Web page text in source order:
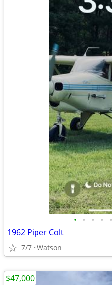
• • • • •
1962 Piper Colt
7/7 Watson
$47,000